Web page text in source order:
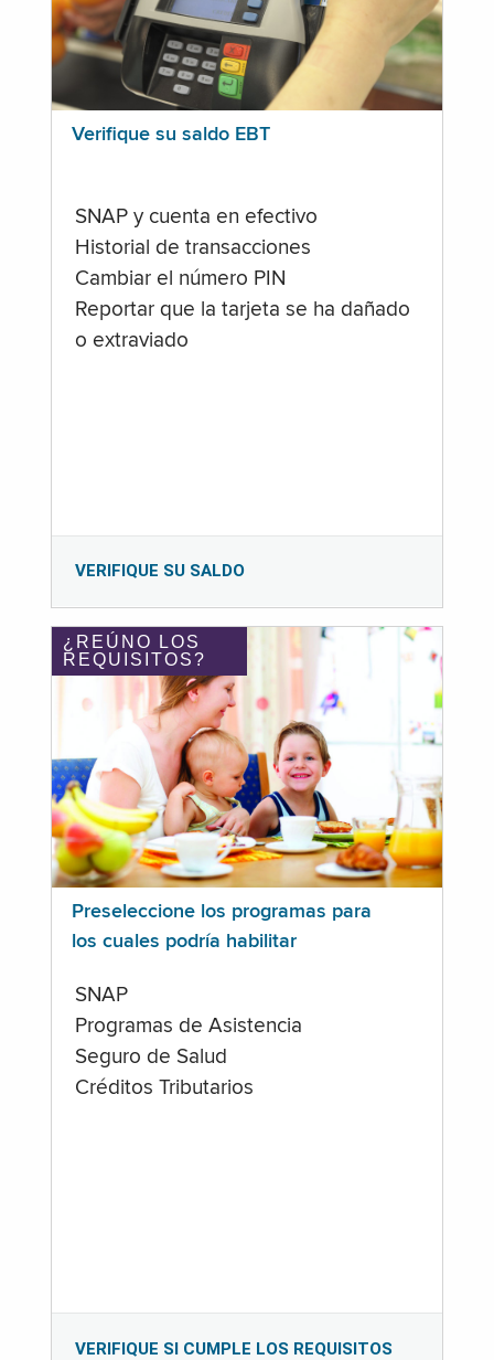
Verifique su saldo EBT
SNAP y cuenta en efectivo
Historial de transacciones
Cambiar el número PIN
Reportar que la tarjeta se ha dañado
o extraviado
VERIFIQUE SU SALDO
¿REÚNO LOS
REQUISITOS?
Preseleccione los programas para
los cuales podría habilitar
SNAP
Programas de Asistencia
Seguro de Salud
Créditos Tributarios
VERIFIQUE SI CUMPLE LOS REQUISITOS